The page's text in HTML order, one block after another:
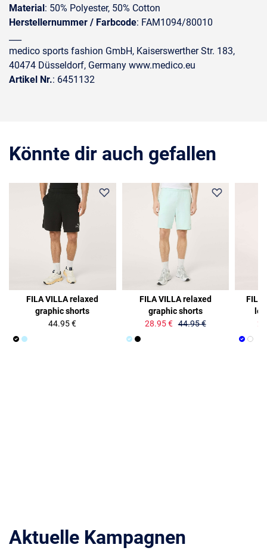
Material: 50% Polyester, 50% Cotton
Herstellernummer / Farbcode: FAM1094/80010
medico sports fashion GmbH, Kaiserswerther Str. 183,
40474 Düsseldorf, Germany www.medico.eu
Artikel Nr.: 6451132
Könnte dir auch gefallen
FILA VILLA relaxed
graphic shorts
44.95 €
FILA VILLA relaxed
graphic shorts
28.95 € 44.95 €
FILA
Aktuelle Kampagnen